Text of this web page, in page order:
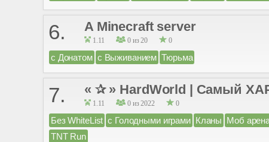
6. A Minecraft server
1.11 0 из 20 0
с Донатом с Выживанием Тюрьма
7. « ✰ » HardWorld | Самый
1.11 0 из 2022 0
Без WhiteList с Голодными играми Кланы Моб
TNT Run